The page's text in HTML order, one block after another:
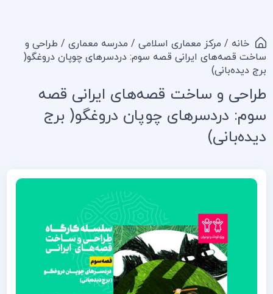
خانه / مرکز معماری اسلامی / مدرسه معماری / طراحی و
ساخت قصه‌های ایرانی قصه سوم: دردسرهای چوپان دروغگو(
برج دیده‌بانی)
طراحی و ساخت قصه‌های ایرانی قصه
سوم: دردسرهای چوپان دروغگو( برج
دیده‌بانی)